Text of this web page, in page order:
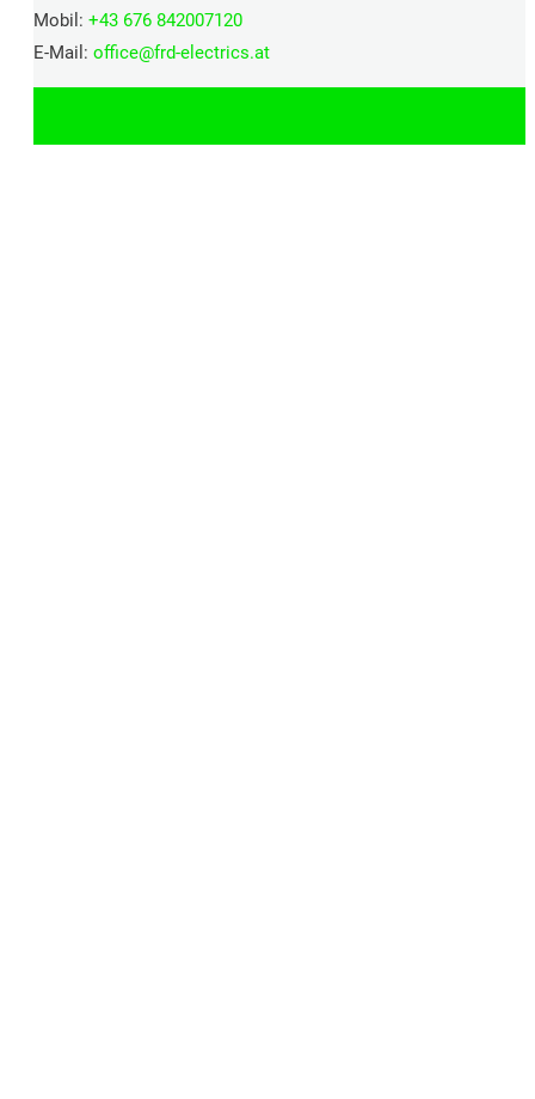
Mobil: +43 676 842007120
E-Mail: office@frd-electrics.at